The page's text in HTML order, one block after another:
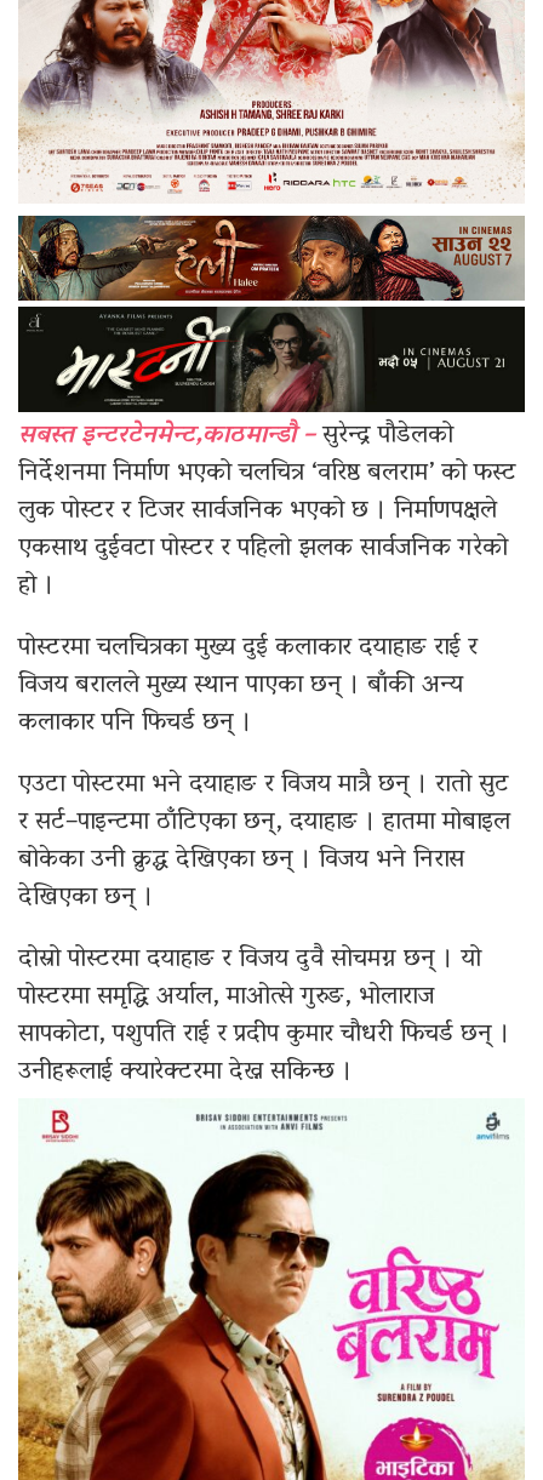
सबस्त इन्टरटेनमेन्ट,काठमान्डौ –सुरेन्द्र पौडेलको
निर्देशनमा निर्माण भएको चलचित्र ‘वरिष्ठ बलराम’ को फस्ट
लुक पोस्टर र टिजर सार्वजनिक भएको छ । निर्माणपक्षले
एकसाथ दुईवटा पोस्टर र पहिलो झलक सार्वजनिक गरेको
हो ।
पोस्टरमा चलचित्रका मुख्य दुई कलाकार दयाहाङ राई र
विजय बरालले मुख्य स्थान पाएका छन् । बाँकी अन्य
कलाकार पनि फिचर्ड छन् ।
एउटा पोस्टरमा भने दयाहाङ र विजय मात्रै छन् । रातो सुट
र सर्ट–पाइन्टमा ठाँटिएका छन्, दयाहाङ । हातमा मोबाइल
बोकेका उनी क्रुद्ध देखिएका छन् । विजय भने निरास
देखिएका छन् ।
दोस्रो पोस्टरमा दयाहाङ र विजय दुवै सोचमग्न छन् । यो
पोस्टरमा समृद्धि अर्याल, माओत्से गुरुङ, भोलाराज
सापकोटा, पशुपति राई र प्रदीप कुमार चौधरी फिचर्ड छन् ।
उनीहरूलाई क्यारेक्टरमा देख्न सकिन्छ ।